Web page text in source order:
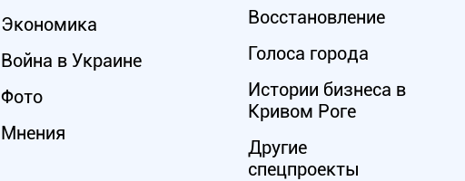
Экономика
Война в Украине
Фото
Мнения
Восстановление
Голоса города
Истории бизнеса в
Кривом Роге
Другие
спецпроекты